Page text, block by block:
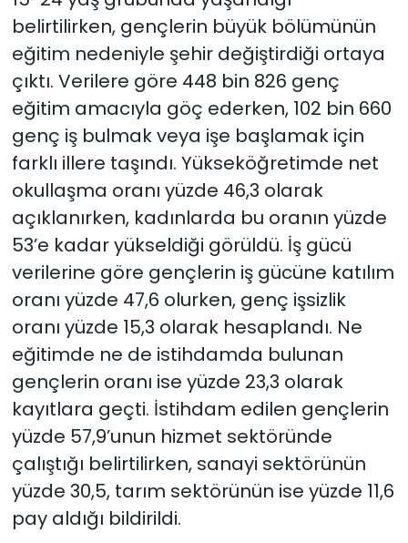
belirtilirken, gençlerin büyük bölümünün
eğitim nedeniyle şehir değiştirdiği ortaya
çıktı. Verilere göre 448 bin 826 genç
eğitim amacıyla göç ederken, 102 bin 660
genç iş bulmak veya işe başlamak için
farklı illere taşındı. Yükseköğretimde net
okullaşma oranı yüzde 46,3 olarak
açıklanırken, kadınlarda bu oranın yüzde
53’e kadar yükseldiği görüldü. İş gücü
verilerine göre gençlerin iş gücüne katılım
oranı yüzde 47,6 olurken, genç işsizlik
oranı yüzde 15,3 olarak hesaplandı. Ne
eğitimde ne de istihdamda bulunan
gençlerin oranı ise yüzde 23,3 olarak
kayıtlara geçti. İstihdam edilen gençlerin
yüzde 57,9’unun hizmet sektöründe
çalıştığı belirtilirken, sanayi sektörünün
yüzde 30,5, tarım sektörünün ise yüzde 11,6
pay aldığı bildirildi.